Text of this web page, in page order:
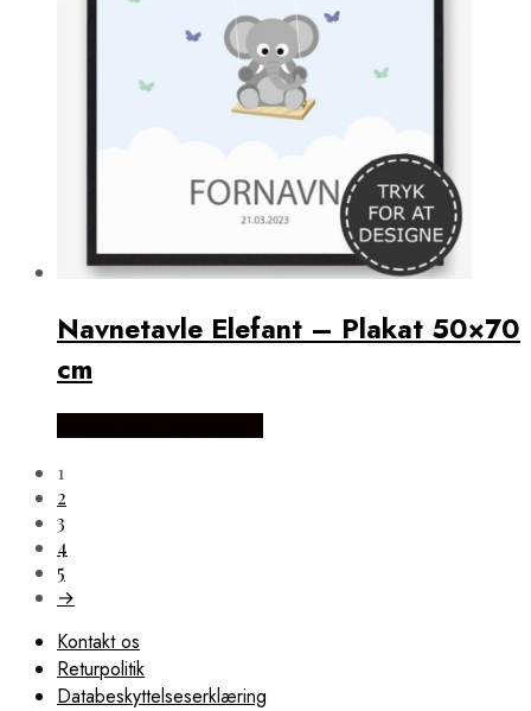
Navnetavle Elefant – Plakat 50×70
cm
1
2
3
4
5
→
Kontakt os
Returpolitik
Databeskyttelseserklæring